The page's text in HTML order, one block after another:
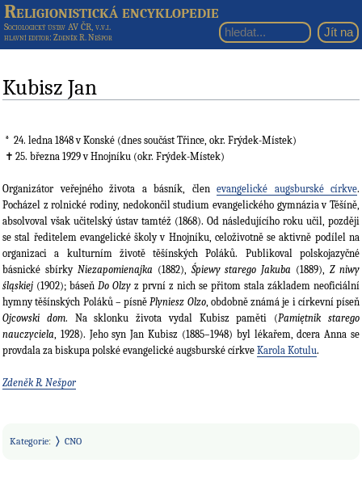
Religionistická encyklopedie
Sociologický ústav AV ČR, v.v.i.
hlavní editor: Zdeněk R. Nešpor
Kubisz Jan
24. ledna 1848v Konské (dnes součást Třince, okr. Frýdek-Místek)
25. března 1929v Hnojníku (okr. Frýdek-Místek)
Organizátor veřejného života a básník, člen evangelické augsburské církve.
Pocházel z rolnické rodiny, nedokončil studium evangelického gymnázia v Těšíně,
absolvoval však učitelský ústav tamtéž (1868). Od následujícího roku učil, později
se stal ředitelem evangelické školy v Hnojníku, celoživotně se aktivně podílel na
organizaci a kulturním životě těšínských Poláků. Publikoval polskojazyčné
básnické sbírky Niezapomienajka (1882), Śpiewy starego Jakuba (1889),Z niwy
śląskiej (1902); báseň Do Olzy z první z nich se přitom stala základem neoficiální
hymny těšínských Poláků – písněPlyniesz Olzo, obdobně známá je i církevní píseň
Ojcowski dom. Na sklonku života vydal Kubisz paměti (Pamiętnik starego
nauczyciela, 1928). Jeho syn Jan Kubisz (1885–1948) byl lékařem, dcera Anna se
provdala za biskupa polské evangelické augsburské církve Karola Kotulu.
Zdeněk R. Nešpor
Kategorie: CNO